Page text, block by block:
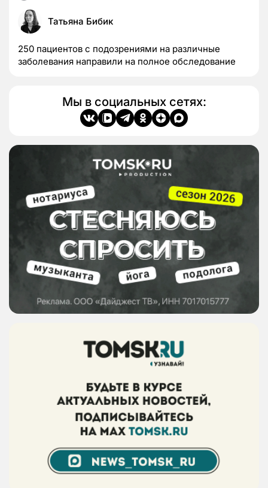
Татьяна Бибик
250 пациентов с подозрениями на различные
заболевания направили на полное обследование
Мы в социальных сетях: